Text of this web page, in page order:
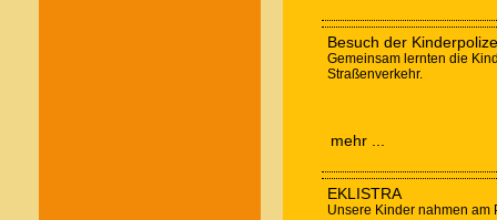
Besuch der
Gemeinsam lernten die
Straßenverkehr.
mehr ...
EKLISTRA
Unsere Kinder nahmen am